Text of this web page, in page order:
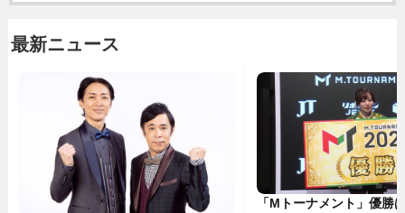
最新ニュース
「Mトーナメント」優勝